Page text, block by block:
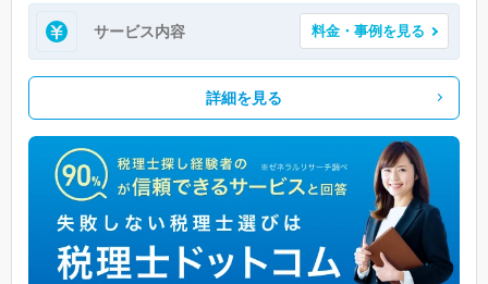
サービス内容 料金・事例を見る
詳細を見る